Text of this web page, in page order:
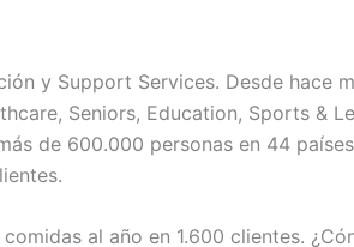
y Support Services. Desde
Seniors, Education, Sports &
de 600.000 personas en 44
al año en 1.600 clientes.